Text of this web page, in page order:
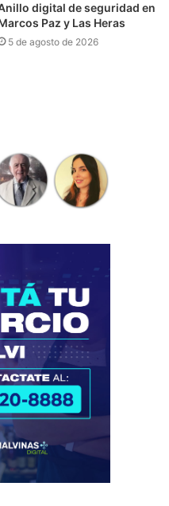
digital de seguridad en
Paz y Las Heras
5 de agosto de 2026